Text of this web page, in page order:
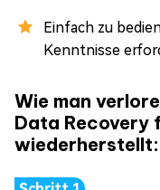
Einfach zu
Kenntnisse
Wie man
Data Recovery
wiederherstellt: